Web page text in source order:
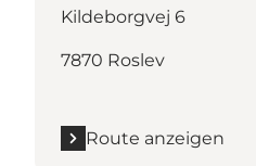
Kildeborgvej 6
7870 Roslev
Route anzeigen